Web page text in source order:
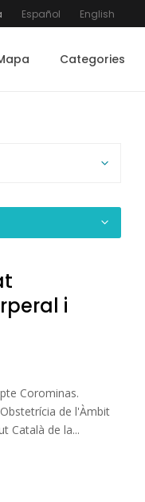
Español English
Categories
i
Corominas.
de l'Àmbit
Català de la...